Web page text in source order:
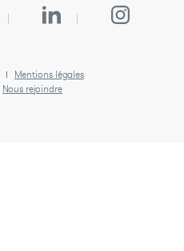
Mentions légales
Nous rejoindre